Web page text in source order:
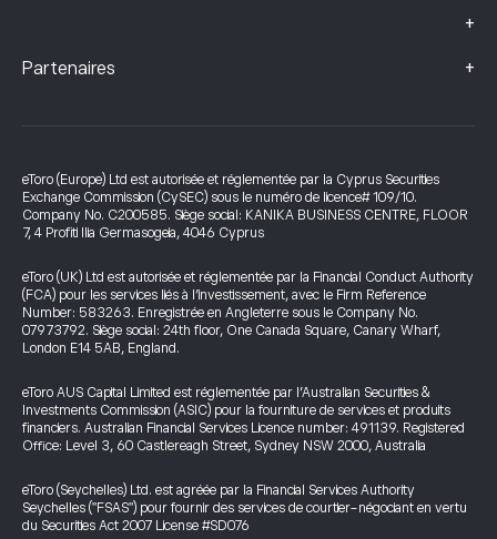
+
Partenaires +
eToro (Europe) Ltd est autorisée et réglementée par la Cyprus Securities
Exchange Commission (CySEC) sous le numéro de licence# 109/10.
Company No. C200585. Siège social: KANIKA BUSINESS CENTRE, FLOOR
7, 4 Profiti Ilia Germasogeia, 4046 Cyprus
eToro (UK) Ltd est autorisée et réglementée par la Financial Conduct Authority
(FCA) pour les services liés à l’investissement, avec le Firm Reference
Number: 583263. Enregistrée en Angleterre sous le Company No.
07973792. Siège social: 24th floor, One Canada Square, Canary Wharf,
London E14 5AB, England.
eToro AUS Capital Limited est réglementée par l’Australian Securities &
Investments Commission (ASIC) pour la fourniture de services et produits
financiers. Australian Financial Services Licence number: 491139. Registered
Office: Level 3, 60 Castlereagh Street, Sydney NSW 2000, Australia
eToro (Seychelles) Ltd. est agréée par la Financial Services Authority
Seychelles ("FSAS") pour fournir des services de courtier-négociant en vertu
du Securities Act 2007 License #SD076